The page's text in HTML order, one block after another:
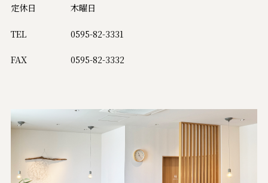
定休日 木曜日
TEL 0595-82-3331
FAX 0595-82-3332